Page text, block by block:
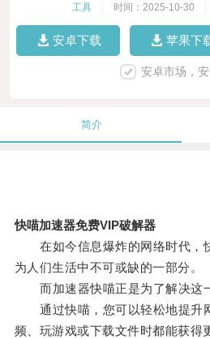
工具 时间：2025-10-30
安卓下载 苹果下
安卓市场，
简介
快喵加速器免费VIP破解器
在如今信息爆炸的网络时代，
为人们生活中不可或缺的一部分。
而加速器快喵正是为了解决这一
通过快喵，您可以轻松地提升
频、玩游戏或下载文件时都能获得